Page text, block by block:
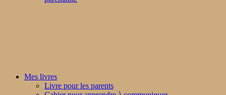
Mes livres
Livre pour les parents